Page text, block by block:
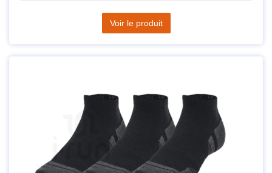
Voir le produit